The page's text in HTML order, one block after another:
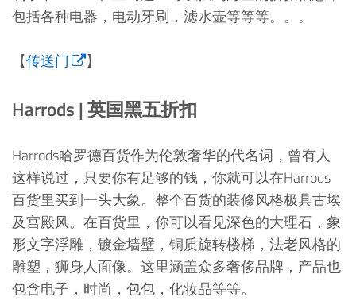
包括各种电器，电动牙刷，滤水壶等等等。。。
【传送门 】
Harrods | 英国黑五折扣
Harrods哈罗德百货作为伦敦奢华的代名词，曾有人
这样说过，只要你有足够的钱，你就可以在Harrods
百货里买到一头大象。整个百货的装修风格极具古埃
及宫殿风。在百货里，你可以看见深色的大理石，象
形文字浮雕，镀金墙壁，铜质旋转楼梯，法老风格的
雕塑，狮身人面像。这里涵盖众多奢侈品牌，产品也
包含电子，时尚，包包，化妆品等等。